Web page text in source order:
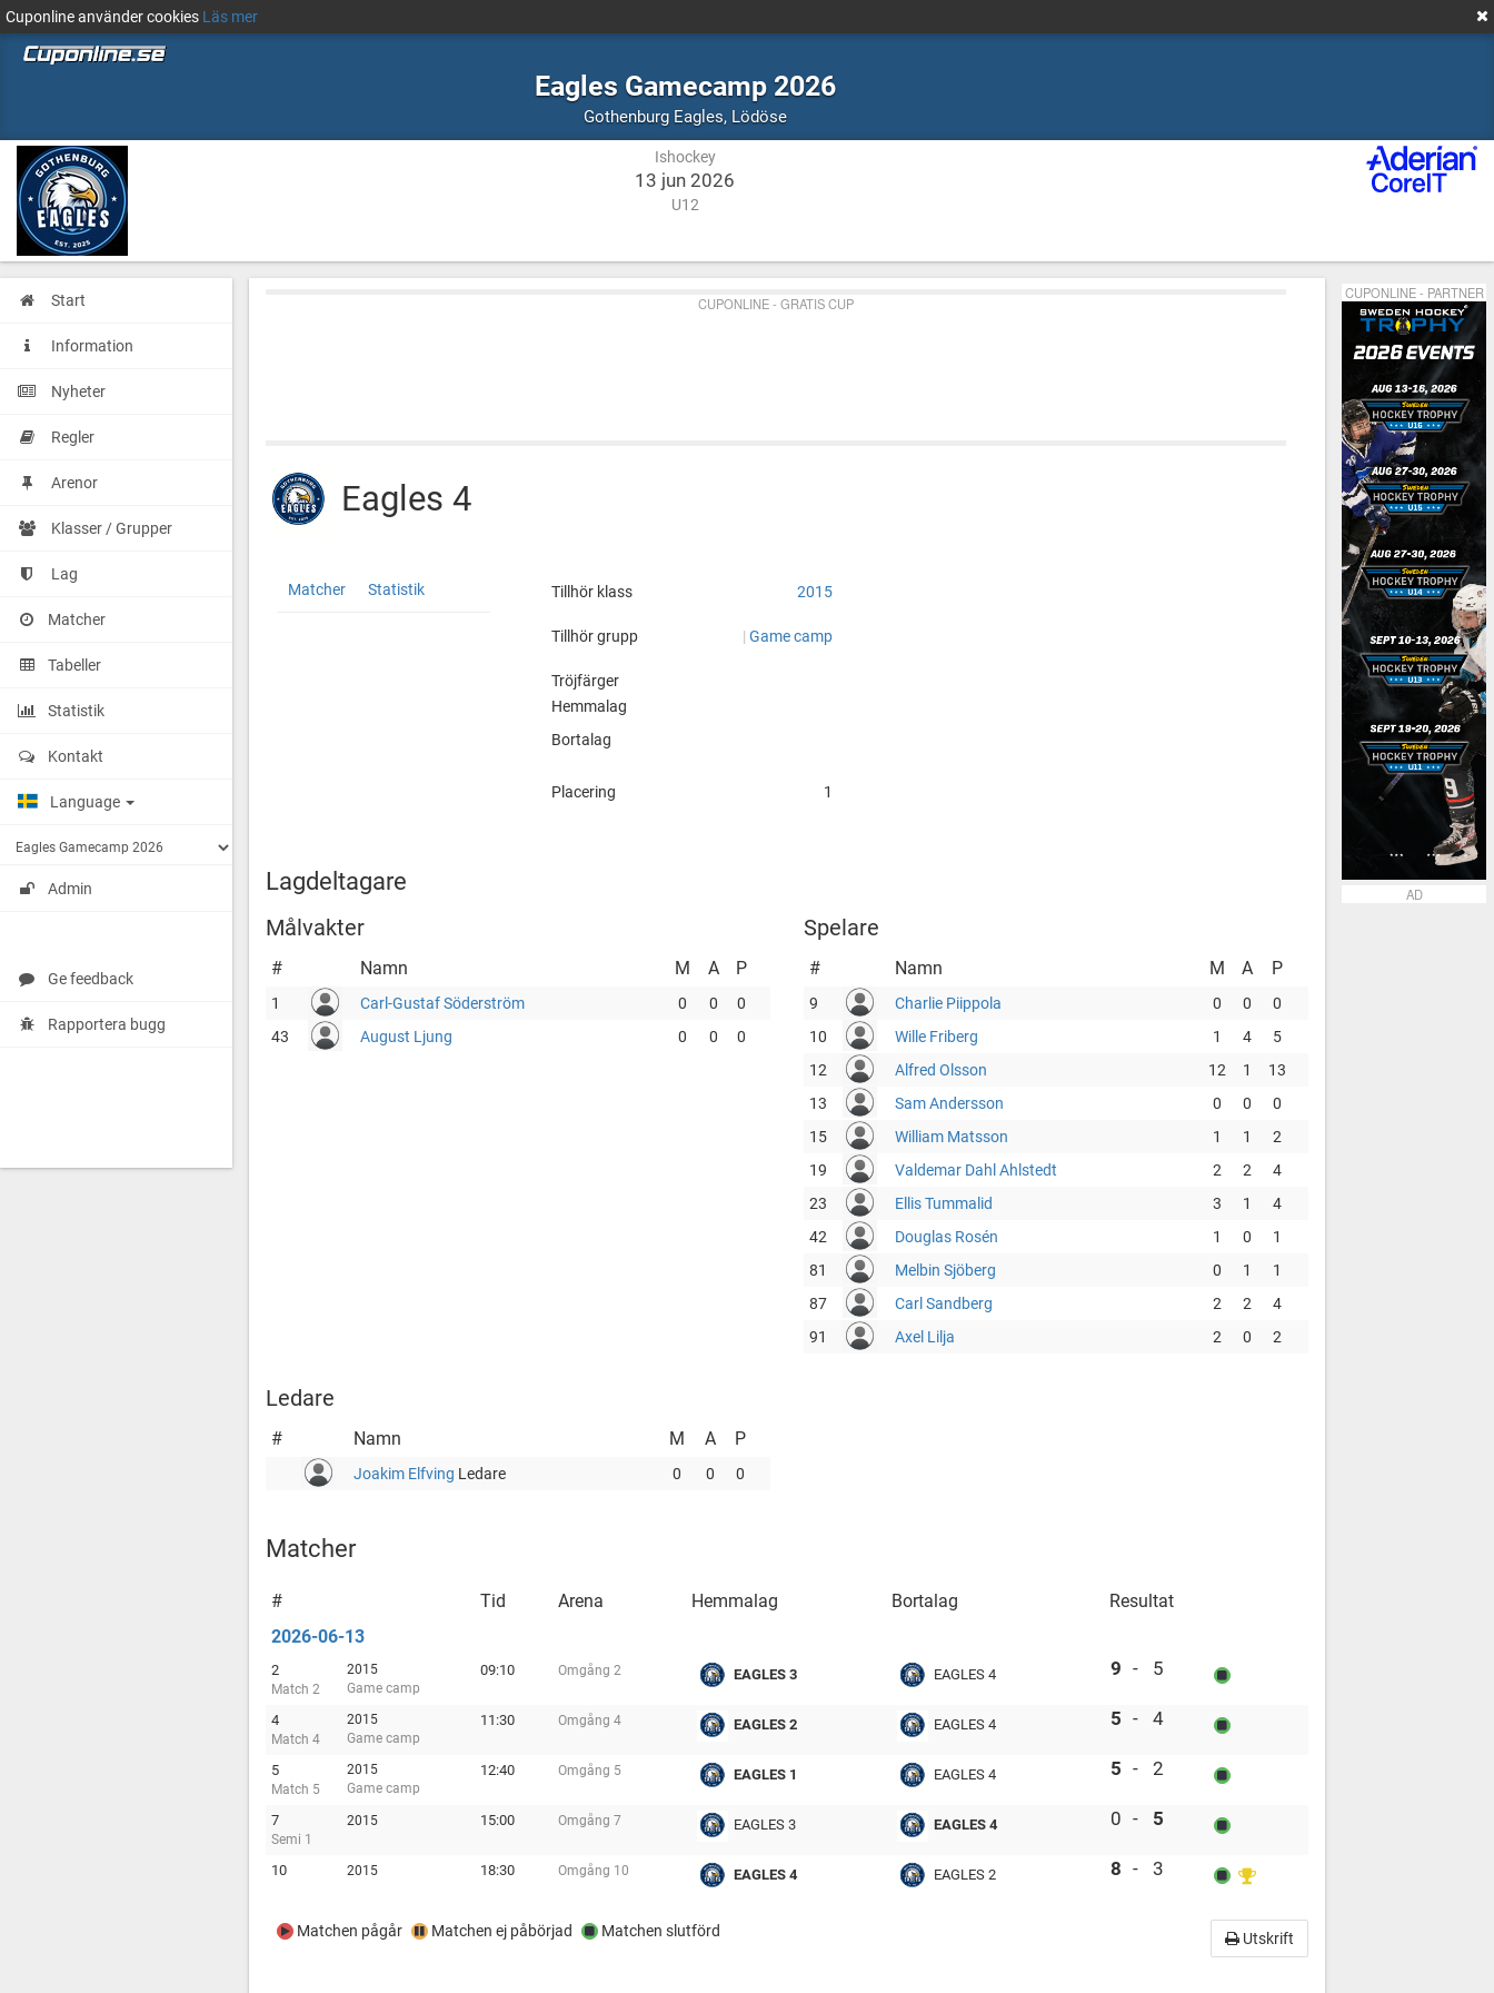
Cuponline använder cookies Läs mer
Eagles Gamecamp 2026
Gothenburg Eagles, Ishockey
LödöseLödöse
Ishockey
13 jun 2026
U12
Start
Information
Nyheter
Regler
Arenor
Klasser / Grupper
Lag
Matcher
Tabeller
Statistik
Kontakt
Language
Admin
Ge feedback
Rapportera bugg
CUPONLINE - GRATIS CUP
Eagles 4
cupid=39744&id=186663
Matcher Statistik Tillhör klass 2015
Tillhör grupp | Game camp
Tröjfärger
Hemmalag
Bortalag
Placering 1
Lagdeltagare
Målvakter
# Namn M A P
1 Carl-Gustaf Söderström 0 0
0
43
August Ljung 0 0 0
Spelare
# Namn M A P
9 Charlie Piippola 0 0
0
10
Wille Friberg 1 4
5
12
Alfred Olsson 12 1
13
13
Sam Andersson 0 0
0
15
William Matsson 1 1
2
19
Valdemar Dahl Ahlstedt 2 2
4
23
Ellis Tummalid 3 1
4
42
Douglas Rosén 1 0
1
81
Melbin Sjöberg 0 1
1
87
Carl Sandberg 2 2
4
91
Axel Lilja 2 0 2
Ledare
# Namn M A P
Joakim Elfving Ledare 0 0 0
Matcher
# Tid Arena Hemmalag Bortalag
Resultat
2026-06-13
2
Match 2
2015
Game camp
09:10 Omgång 2 EAGLES 3 EAGLES 4 Eagles 3 vs Eagles 4
9 - 5
4
Match 4
2015
Game camp
11:30 Omgång 4 EAGLES 2 EAGLES 4 Eagles 2 vs Eagles 4
5 - 4
5
Match 5
2015
Game camp
12:40 Omgång 5 EAGLES 1 EAGLES 4 Eagles 1 vs Eagles 4
5 - 2
7
Semi 1
2015 15:00 Omgång 7 EAGLES 3 EAGLES 4 Eagles 3 vs Eagles 4
0 - 5
10 2015 18:30 Omgång 10 EAGLES 4 EAGLES 2 Eagles 4 vs Eagles 2
8 - 3
Matchen pågår Matchen ej påbörjad Matchen slutförd Utskrift
CUPONLINE - PARTNER
AD